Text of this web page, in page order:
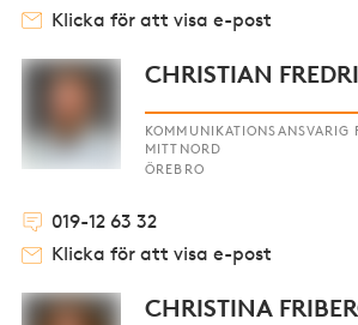
Klicka för att visa e-post
CHRISTIAN
KOMMUNIKATIONSANSVARIG
MITTNORD
ÖREBRO
019-12 63 32
Klicka för att visa e-post
CHRISTINA